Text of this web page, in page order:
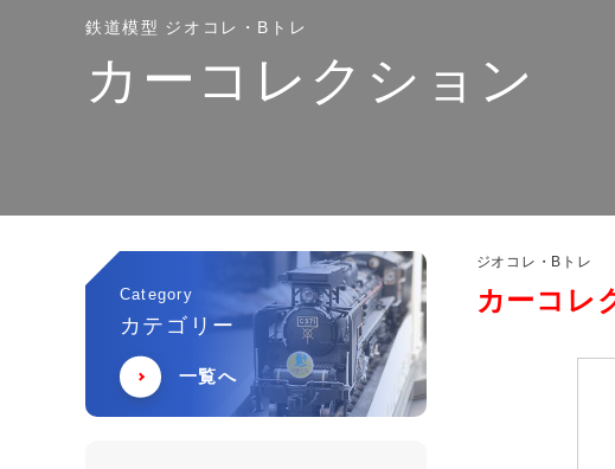
鉄道模型 ジオコレ・Bトレ
カーコレクション
Category
カテゴリー
一覧へ
ジオコレ・Bトレ
カーコレ